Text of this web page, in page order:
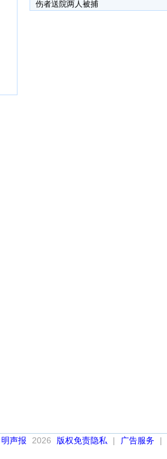
伤者送院两人被捕
明声报 2026 版权免责隐私 | 广告服务 |